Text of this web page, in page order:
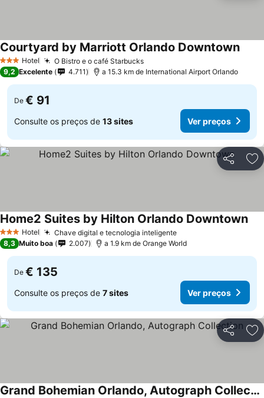
3 EstrelasHotel O Bistro e o café StarbucksVer preços
Courtyard by Marriott Orlando DowntownVer
9,2 Excelente 4.711 a 15.3 km de International Airport Orlando
De € 91
Consulte os preços de 13 sites Ver preços
Partilhar
3 EstrelasHotel Chave digital e tecnologia inteligenteVer preços
Home2 Suites by Hilton Orlando Downtown
8,3 Muito boa 2.007 a 1.9 km de Orange World
De € 135
Consulte os preços de 7 sites Ver preços
Partilhar
Grand Bohemian Orlando, Autograph Collection